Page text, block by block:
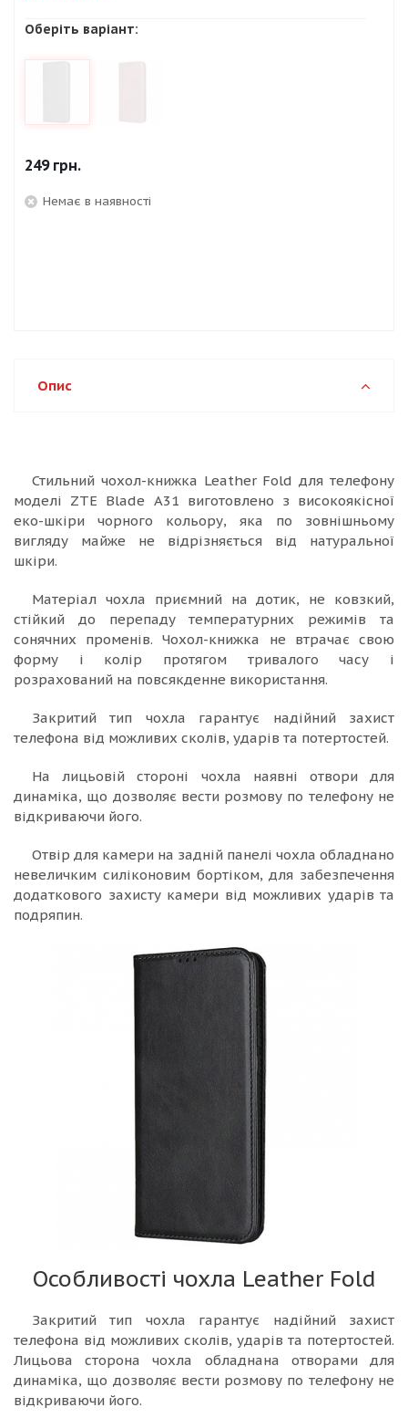
Оберіть варіант:
249грн.
Немає в наявності
Опис
Стильний чохол-книжка Leather Fold для телефону
моделі ZTE Blade A31 виготовлено з високоякісної
еко-шкіри чорного кольору, яка по зовнішньому
вигляду майже не відрізняється від натуральної
шкіри.
Матеріал чохла приємний на дотик, не ковзкий,
стійкий до перепаду температурних режимів та
сонячних променів. Чохол-книжка не втрачає свою
форму і колір протягом тривалого часу і
розрахований на повсякденне використання.
Закритий тип чохла гарантує надійний захист
телефона від можливих сколів, ударів та потертостей.
На лицьовій стороні чохла наявні отвори для
динаміка, що дозволяє вести розмову по телефону не
відкриваючи його.
Отвір для камери на задній панелі чохла обладнано
невеличким силіконовим бортіком, для забезпечення
додаткового захисту камери від можливих ударів та
подряпин.
Особливості чохла Leather Fold
Закритий тип чохла гарантує надійний захист
телефона від можливих сколів, ударів та потертостей.
Лицьова сторона чохла обладнана отворами для
динаміка, що дозволяє вести розмову по телефону не
відкриваючи його.